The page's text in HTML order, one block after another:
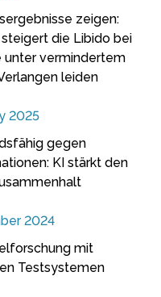
zeigen:
die Libido bei
unter vermindertem
leiden
2025
gegen
KI stärkt den
2024
mit
Testsystemen